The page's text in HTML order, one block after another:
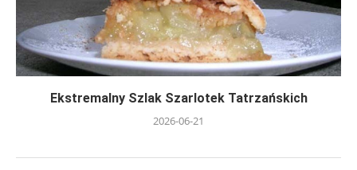
Ekstremalny Szlak Szarlotek Tatrzańskich
2026-06-21